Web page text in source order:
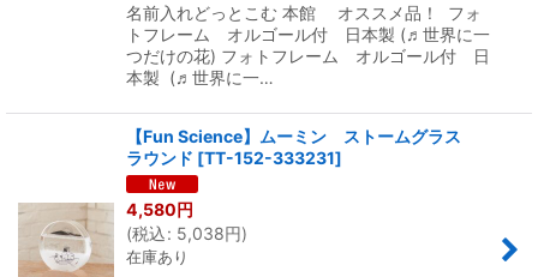
名前入れどっとこむ 本館 オススメ品！ フォ
トフレーム オルゴール付 日本製 (♬世界に一
つだけの花) フォトフレーム オルゴール付 日
本製 (♬世界に一…
【Fun Science】ムーミン ストームグラス
ラウンド [TT-152-333231]
4,580円
(税込: 5,038円)
在庫あり